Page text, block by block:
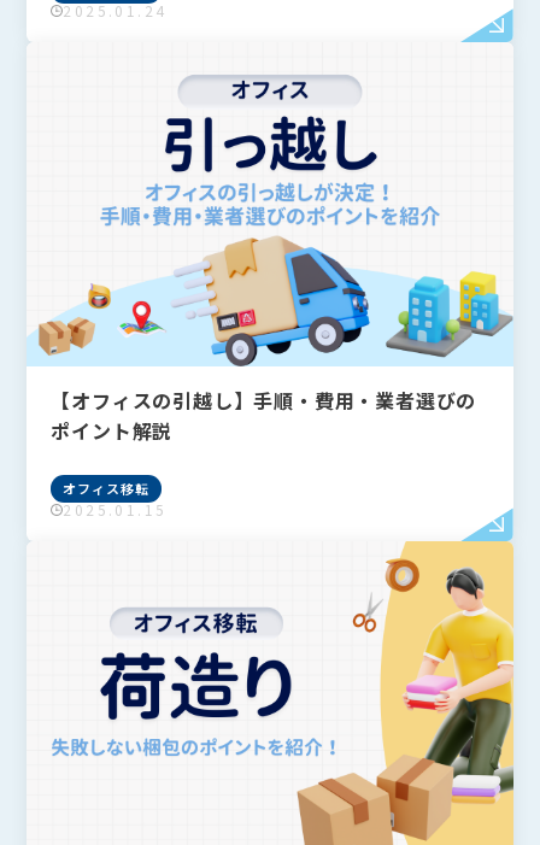
フリーワードで検索Search
検索
よく検索されるキーワード
#IT導入補助金 #Q&A#VPN #Wi-Fi
#アリさんマークの引越し社
カテゴリーから探す
全て
オフィスネットワーク
オフィス移転
2025.01.24
【オフィスの引越し】手順・費用・業者選びの
ポイント解説
オフィス移転
2025.01.15